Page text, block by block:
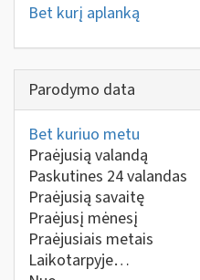
Bet kurį aplanką
Parodymo data
Bet kuriuo metu
Praėjusią valandą
Paskutines 24 valandas
Praėjusią savaitę
Praėjusį mėnesį
Praėjusiais metais
Laikotarpyje…